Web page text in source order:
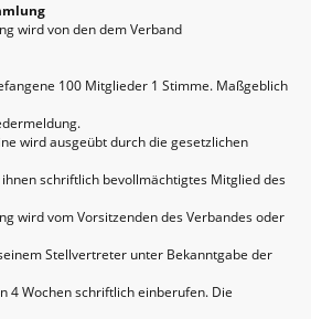
wird von den dem Verband
100 Mitglieder 1 Stimme. Maßgeblich
wird ausgeübt durch die gesetzlichen
schriftlich bevollmächtigtes Mitglied des
wird vom Vorsitzenden des Verbandes oder
Stellvertreter unter Bekanntgabe der
4 Wochen schriftlich einberufen. Die